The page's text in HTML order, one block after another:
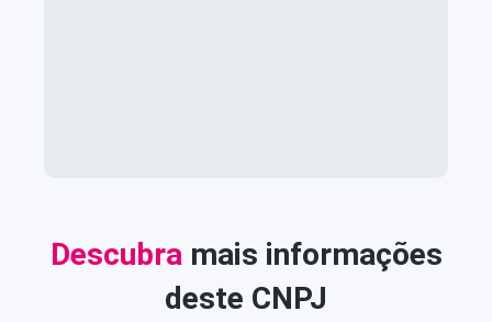
Descubra mais informações
deste CNPJ